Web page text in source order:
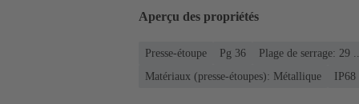
Aperçu des propriétés
Presse-étoupe Pg 36
Plage de serrage: 29
Matériaux (presse-étoupes): Métallique
IP68